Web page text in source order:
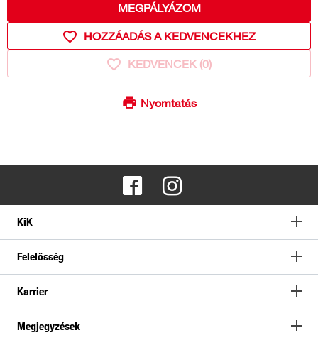
MEGPÁLYÁZOM
HOZZÁADÁS A KEDVENCEKHEZ
KEDVENCEK (0)
Nyomtatás
KiK
Felelősség
Karrier
Megjegyzések